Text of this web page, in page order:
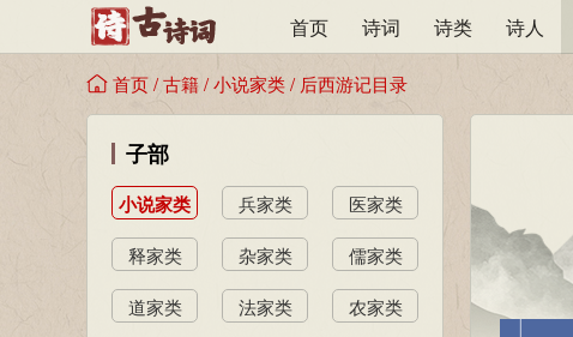
首页 诗词 诗类 诗人
首页/古籍/小说家类/ 后西游记目录
子部
小说家类 兵家类 医家类
释家类 杂家类 儒家类
道家类 法家类 农家类